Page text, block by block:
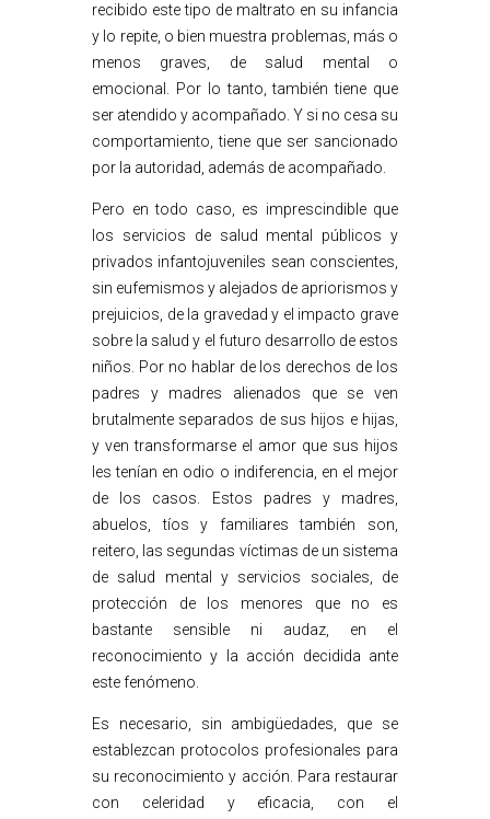
recibido este tipo de maltrato en su infancia
y lo repite, o bien muestra problemas, más o
menos graves, de salud mental o
emocional. Por lo tanto, también tiene que
ser atendido y acompañado. Y si no cesa su
comportamiento, tiene que ser sancionado
por la autoridad, además de acompañado.
Pero en todo caso, es imprescindible que
los servicios de salud mental públicos y
privados infantojuveniles sean conscientes,
sin eufemismos y alejados de apriorismos y
prejuicios, de la gravedad y el impacto grave
sobre la salud y el futuro desarrollo de estos
niños. Por no hablar de los derechos de los
padres y madres alienados que se ven
brutalmente separados de sus hijos e hijas,
y ven transformarse el amor que sus hijos
les tenían en odio o indiferencia, en el mejor
de los casos. Estos padres y madres,
abuelos, tíos y familiares también son,
reitero, las segundas víctimas de un sistema
de salud mental y servicios sociales, de
protección de los menores que no es
bastante sensible ni audaz, en el
reconocimiento y la acción decidida ante
este fenómeno.
Es necesario, sin ambigüedades, que se
establezcan protocolos profesionales para
su reconocimiento y acción. Para restaurar
con celeridad y eficacia, con el